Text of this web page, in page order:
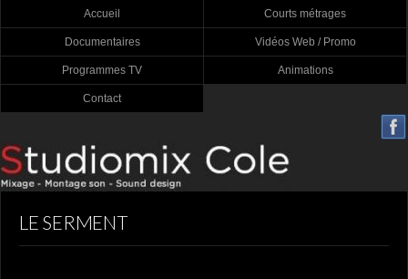
Accueil Courts métrages
Documentaires Vidéos Web / Promo
Programmes TV Animations
Contact
LE SERMENT